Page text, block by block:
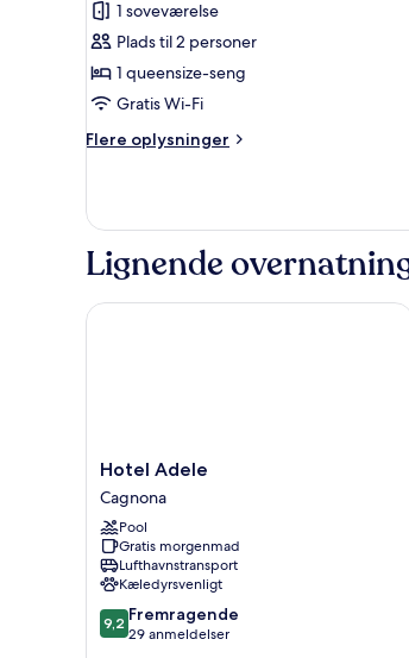
1 soveværelse
Plads til 2 personer
1 queensize-seng
Gratis Wi-Fi
Flere oplysninger
Flere
med
eller
enkeltsenge
Lignende
Hotel
Adele
Cagnona
Hotel Adele
Cagnona
Pool
Gratis morgenmad
Lufthavnstransport
Kæledyrsvenligt
9.2
ud
9,2 Fremragende
29 anmeldelser
Hotel Adele